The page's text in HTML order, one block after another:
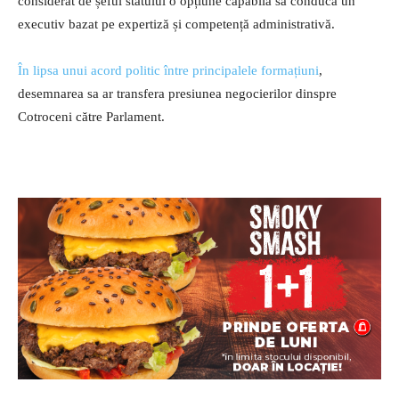
executiv bazat pe expertiză și competență administrativă.
În lipsa unui acord politic între principalele formațiuni,
desemnarea sa ar transfera presiunea negocierilor dinspre
Cotroceni către Parlament.